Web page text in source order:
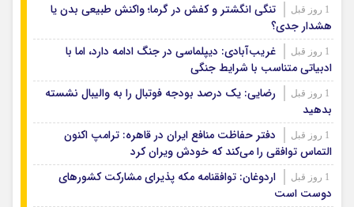
تنگی انگشتر و کفش در گرما؛ واکنش طبیعی بدن یا
هشدار جدی؟
غریب‌آبادی: دیپلماسی در جنگ ادامه دارد، اما با
ادبیاتی متناسب با شرایط جنگی
رضایی: یک درصد بودجه فوتبال را به والیبال نشسته
بدهید
دفتر حفاظت منافع ایران در قاهره: ترامپ اکنون
التماس توافقی را می‌کند که خودش ویران کرد
اردوغان: توافقنامه مکه پذیرای مشارکت کشورهای
دوست است